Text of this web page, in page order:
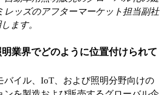
レッズのアフターマーケット担当副社
ます。
業界でどのように位置付けられて
バイル、IoT、および照明分野向けの